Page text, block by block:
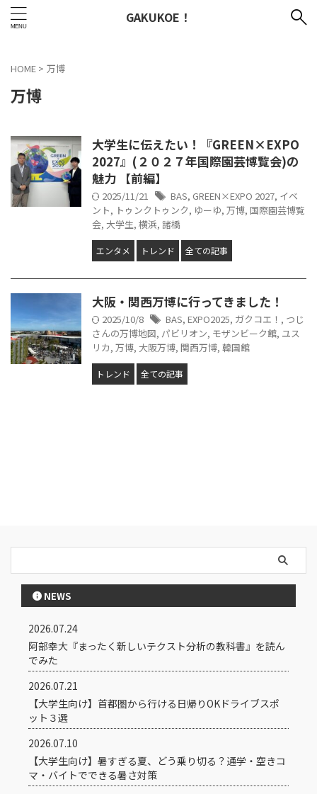
GAKUKOE！
HOME > 万博
万博
大学生に伝えたい！『GREEN×EXPO
2027』(２０２７年国際園芸博覧会)の
魅力 【前編】
2025/11/21 BAS, GREEN×EXPO 2027, イベ
ント, トゥンクトゥンク, ゆーゆ, 万博, 国際園芸博覧
会, 大学生, 横浜, 諸橋
エンタメ トレンド 全ての記事
大阪・関西万博に行ってきました！
2025/10/8 BAS, EXPO2025, ガクコエ！ , つじ
さんの万博地図, パビリオン, モザンビーク館, ユス
リカ, 万博, 大阪万博, 関西万博, 韓国館
トレンド 全ての記事
NEWS
2026.07.24
阿部幸大『まったく新しいテクスト分析の教科書』を読ん
でみた
2026.07.21
【大学生向け】首都圏から行ける日帰りOKドライブスポ
ット３選
2026.07.10
【大学生向け】暑すぎる夏、どう乗り切る？通学・空きコ
マ・バイトでできる暑さ対策